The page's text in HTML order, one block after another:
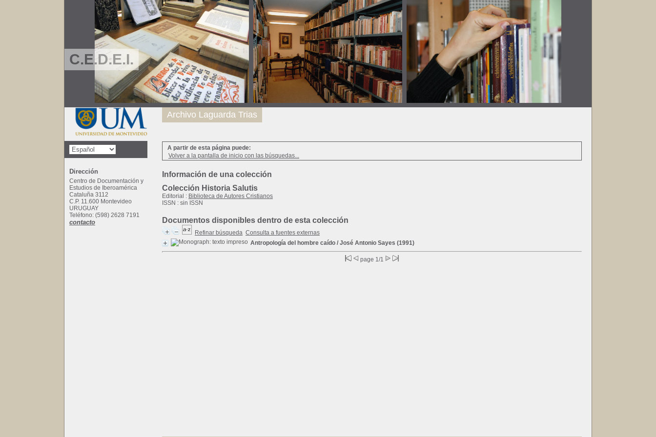
C.E.D.E.I.
A partir de esta página puede:
Volver a la pantalla de inicio con las búsquedas...
Información de una colección
Colección Historia Salutis
Editorial : Biblioteca de Autores Cristianos
ISSN : sin ISSN
Documentos disponibles dentro de esta colección
Refinar búsqueda Consulta a fuentes externas
Antropología del hombre caído / José Antonio Sayes (1991)
page 1/1
Archivo Laguarda Trias
Dirección
Centro de Documentación y
Estudios de Iberoamérica
Cataluña 3112
C.P. 11.600 Montevideo
URUGUAY
Teléfono: (598) 2628 7191
contacto